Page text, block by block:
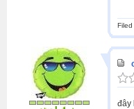
Filed
đây